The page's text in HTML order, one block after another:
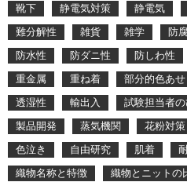
靴下
静電気対策 静電気
難分解性
雑貨 雑学 防
防水性
防ダニ性 防しわ性
重金属
重ね着 部分的色あせ
透湿性
輸出入 試験担当者
製品開発
蒸気機関 花粉対策
色泣き
自由研究 肌着
織物名称と特徴
織物とニットの